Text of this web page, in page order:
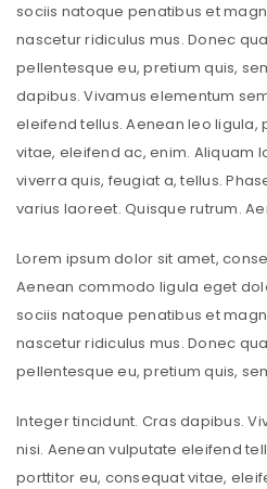
sociis natoque penatibus et
nascetur ridiculus mus. Donec
pellentesque eu, pretium quis,
dapibus. Vivamus elementum
eleifend tellus. Aenean leo ligula,
vitae, eleifend ac, enim. Aliquam
viverra quis, feugiat a, tellus.
varius laoreet. Quisque rutrum.
Lorem ipsum dolor sit amet,
Aenean commodo ligula eget
sociis natoque penatibus et
nascetur ridiculus mus. Donec
pellentesque eu, pretium quis,
Integer tincidunt. Cras dapibus.
nisi. Aenean vulputate eleifend
porttitor eu, consequat vitae,